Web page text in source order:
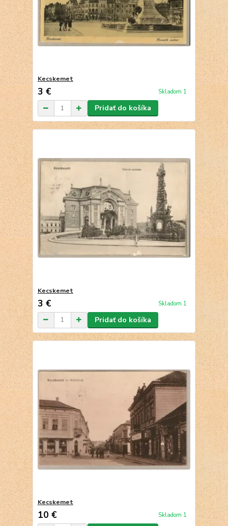
Kecskemet
3 € Skladom 1
Pridať do košíka
Kecskemet
3 € Skladom 1
Pridať do košíka
Kecskemet
10 € Skladom 1